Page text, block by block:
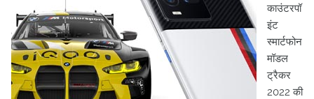
काउंटरपॉ
इंट
स्मार्टफोन
मॉडल
ट्रैकर
2022 की